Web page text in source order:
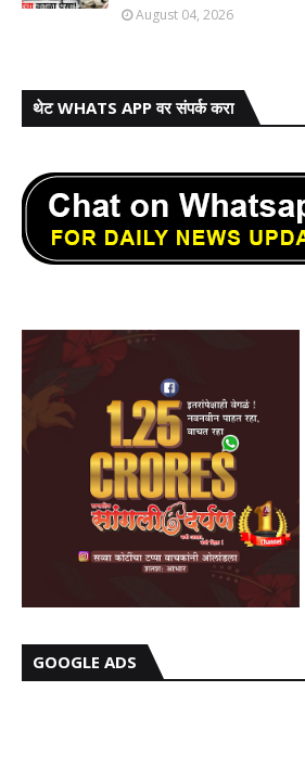
August 04, 2026
थेट WHATS APP वर संपर्क करा
GOOGLE ADS